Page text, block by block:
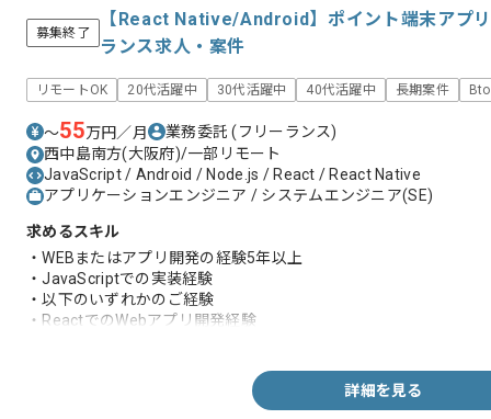
募集終了
【React Native/Android】ポイント端末アプ
ランス求人・案件
リモートOK 20代活躍中 30代活躍中 40代活躍中 長期案件
〜55万円／月 業務委託(フリーランス)
西中島南方(大阪府)/一部リモート
JavaScript / Android / Node.js / React / React Native
アプリケーションエンジニア / システムエンジニア(SE)
求めるスキル
・WEBまたはアプリ開発の経験5年以上
・JavaScriptでの実装経験
・以下のいずれかのご経験
・ReactでのWebアプリ開発経験
詳細を見る